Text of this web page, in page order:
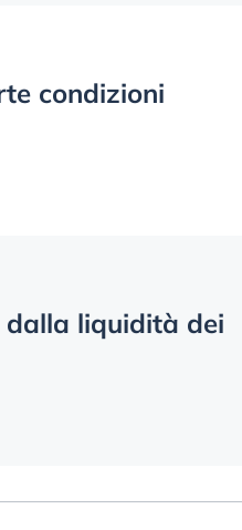
condizioni
dalla liquidità dei